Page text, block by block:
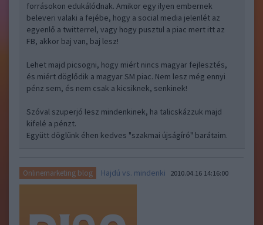
forrásokon edukálódnak. Amikor egy ilyen embernek
beleveri valaki a fejébe, hogy a social media jelenlét az
egyenlő a twitterrel, vagy hogy pusztul a piac mert itt az
FB, akkor baj van, baj lesz!
Lehet majd picsogni, hogy miért nincs magyar fejlesztés,
és miért döglődik a magyar SM piac. Nem lesz még ennyi
pénz sem, és nem csak a kicsiknek, senkinek!
Szóval szuperjó lesz mindenkinek, ha talicskázzuk majd
kifelé a pénzt.
Együtt döglünk éhen kedves "szakmai újságíró" barátaim.
Onlinemarketing blog Hajdú vs. mindenki 2010.04.16 14:16:00